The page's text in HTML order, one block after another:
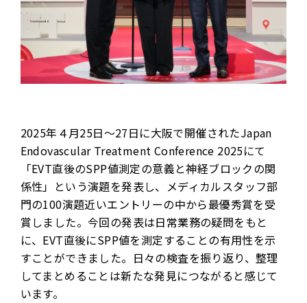
2025年４月25日〜27日に大阪で開催されたJapan
Endovascular Treatment Conference 2025にて
「EVT直後のSPP値測定の意義と神経ブロックの関
係性」という演題を発表し、メディカルスタッフ部
門の100演題近いエントリーの中から最優秀賞を受
賞しました。今回の発表は日常業務の疑問をもと
に、EVT直後にSPP値を測定することの有用性を示
すことができました。日々の検査を振り返り、整理
してまとめることは新たな発見につながると感じて
います。